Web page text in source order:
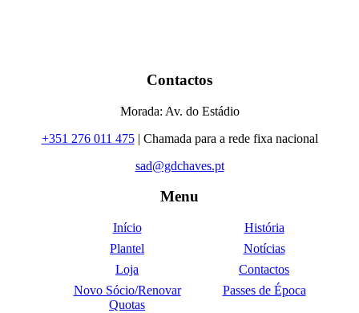
Contactos
Morada: Av. do Estádio
+351 276 011 475| Chamada para a rede fixa nacional
sad@gdchaves.pt
Menu
Início
História
Plantel
Notícias
Loja
Contactos
Novo Sócio/Renovar
Quotas
Passes de Época